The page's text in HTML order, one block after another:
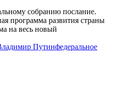
собранию послание.
программа развития страны
на весь новый
Путинфедеральное